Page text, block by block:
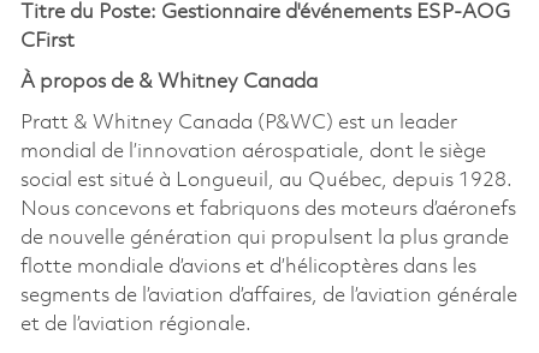
Titre du Poste: Gestionnaire d'événements ESP-AOG
CFirst
À propos de & Whitney Canada
Pratt & Whitney Canada (P&WC) est un leader
mondial de l’innovation aérospatiale, dont le siège
social est situé à Longueuil, au Québec, depuis 1928.
Nous concevons et fabriquons des moteurs d’aéronefs
de nouvelle génération qui propulsent la plus grande
flotte mondiale d’avions et d’hélicoptères dans les
segments de l’aviation d’affaires, de l’aviation générale
et de l’aviation régionale.